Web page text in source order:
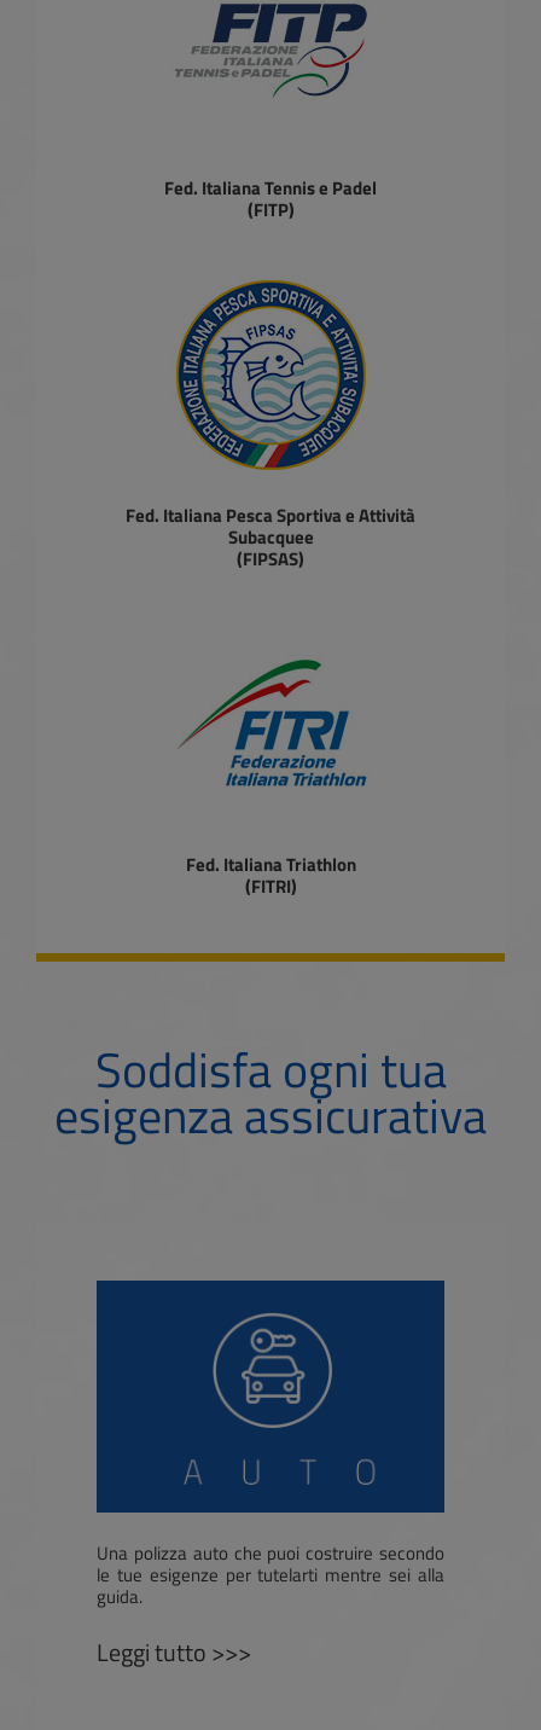
Fed. Italiana Tennis e Padel
(FITP)
Fed. Italiana Pesca Sportiva e Attività
Subacquee
(FIPSAS)
Fed. Italiana Triathlon
(FITRI)
Soddisfa ogni tua
esigenza assicurativa
Una polizza auto che puoi costruire secondo
le tue esigenze per tutelarti mentre sei alla
guida.
Leggi tutto >>>